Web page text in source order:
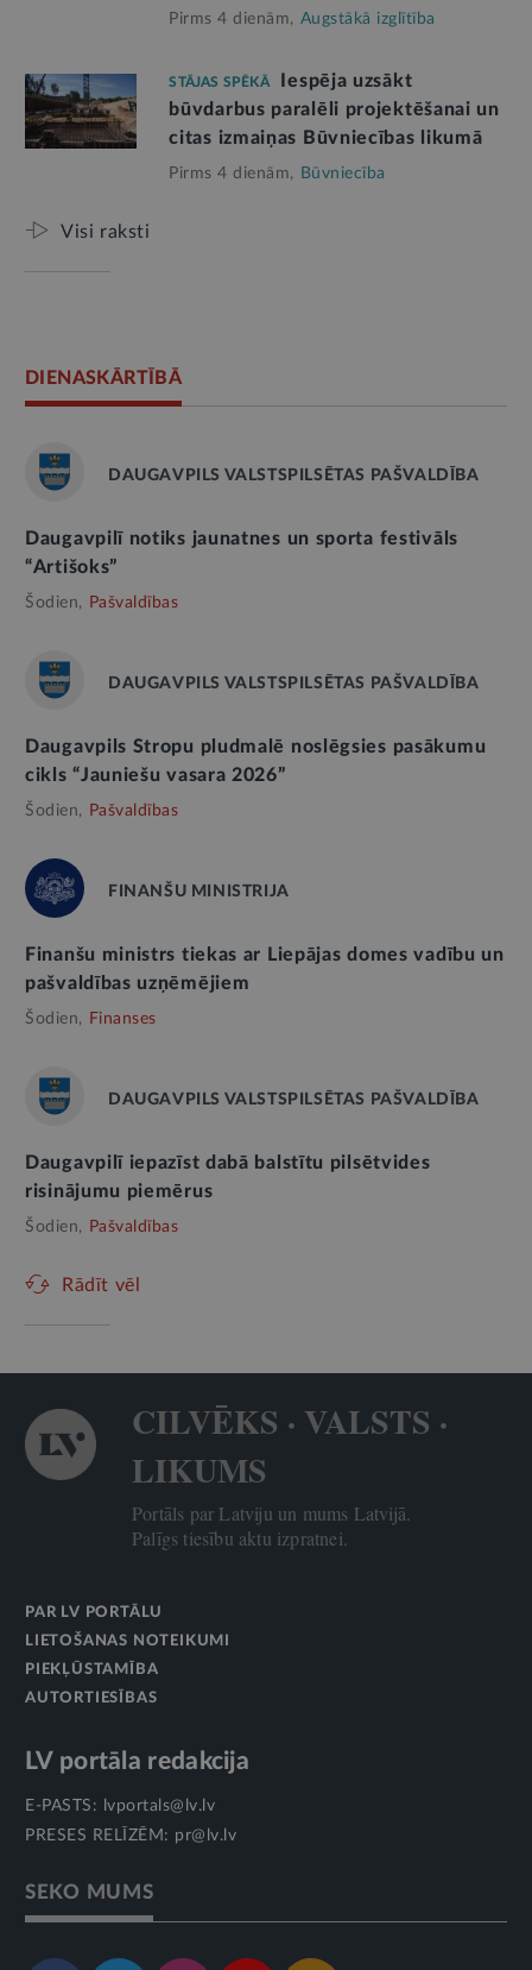
Pirms 4 dienām, Augstākā izglītība
STĀJAS SPĒKĀ
Iespēja uzsākt
būvdarbus paralēli projektēšanai un
citas izmaiņas Būvniecības likumā
Pirms 4 dienām, Būvniecība
Visi raksti
DIENASKĀRTĪBĀ
DAUGAVPILS VALSTSPILSĒTAS PAŠVALDĪBA
Daugavpilī notiks jaunatnes un sporta festivāls
“Artišoks”
Šodien, Pašvaldības
DAUGAVPILS VALSTSPILSĒTAS PAŠVALDĪBA
Daugavpils Stropu pludmalē noslēgsies pasākumu
cikls “Jauniešu vasara 2026”
Šodien, Pašvaldības
FINANŠU MINISTRIJA
Finanšu ministrs tiekas ar Liepājas domes vadību un
pašvaldības uzņēmējiem
Šodien, Finanses
DAUGAVPILS VALSTSPILSĒTAS PAŠVALDĪBA
Daugavpilī iepazīst dabā balstītu pilsētvides
risinājumu piemērus
Šodien, Pašvaldības
Rādīt vēl
CILVĒKS · VALSTS ·
LIKUMS
Portāls par Latviju un mums Latvijā.
Palīgs tiesību aktu izpratnei.
PAR LV PORTĀLU
LIETOŠANAS NOTEIKUMI
PIEKĻŪSTAMĪBA
AUTORTIESĪBAS
LV portāla redakcija
E-PASTS:
lvportals@lv.lv
PRESES RELĪZĒM: pr@lv.lv
SEKO MUMS